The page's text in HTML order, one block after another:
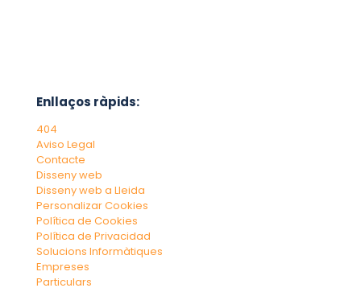
Enllaços ràpids:
404
Aviso Legal
Contacte
Disseny web
Disseny web a Lleida
Personalizar Cookies
Política de Cookies
Política de Privacidad
Solucions Informàtiques
Empreses
Particulars